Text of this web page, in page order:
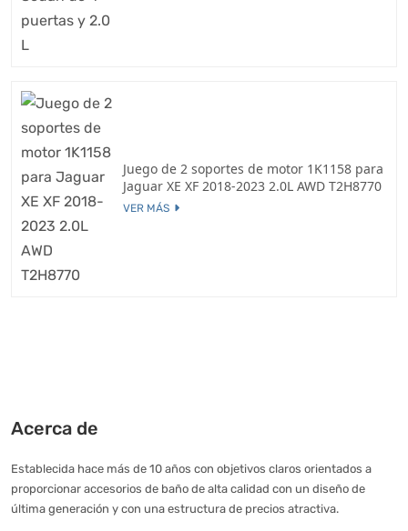
Juego de 2 soportes de motor 1K1158 para
Jaguar XE XF 2018-2023 2.0L AWD T2H8770
VER MÁS
Acerca de
Establecida hace más de 10 años con objetivos claros orientados a
proporcionar accesorios de baño de alta calidad con un diseño de
última generación y con una estructura de precios atractiva.